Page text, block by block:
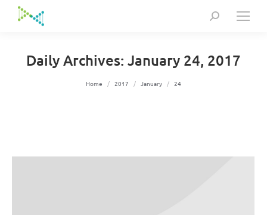
Search:
Daily Archives: January 24, 2017
You are here:
Home 2017 January 24